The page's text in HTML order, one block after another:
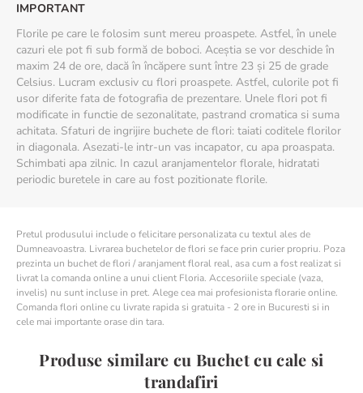
IMPORTANT
Florile pe care le folosim sunt mereu proaspete. Astfel, în unele
cazuri ele pot fi sub formă de boboci. Aceștia se vor deschide în
maxim 24 de ore, dacă în încăpere sunt între 23 și 25 de grade
Celsius. Lucram exclusiv cu flori proaspete. Astfel, culorile pot fi
usor diferite fata de fotografia de prezentare. Unele flori pot fi
modificate in functie de sezonalitate, pastrand cromatica si suma
achitata. Sfaturi de ingrijire buchete de flori: taiati coditele florilor
in diagonala. Asezati-le intr-un vas incapator, cu apa proaspata.
Schimbati apa zilnic. In cazul aranjamentelor florale, hidratati
periodic buretele in care au fost pozitionate florile.
Pretul produsului include o felicitare personalizata cu textul ales de
Dumneavoastra. Livrarea buchetelor de flori se face prin curier propriu. Poza
prezinta un buchet de flori / aranjament floral real, asa cum a fost realizat si
livrat la comanda online a unui client Floria. Accesoriile speciale (vaza,
invelis) nu sunt incluse in pret. Alege cea mai profesionista florarie online.
Comanda flori online cu livrate rapida si gratuita - 2 ore in Bucuresti si in
cele mai importante orase din tara.
Produse similare cu Buchet cu cale si
trandafiri